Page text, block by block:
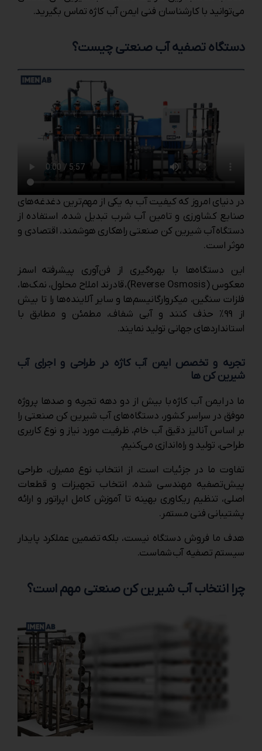
می‌توانید با کارشناسان فنی ایمن آب کاژه تماس بگیرید.
دستگاه تصفیه آب صنعتی چیست؟
در دنیای امروز که کیفیت آب به یکی از مهم‌ترین دغدغه‌های
صنایع کشاورزی و تامین آب شرب تبدیل شده، استفاده از
دستگاه آب شیرین کن صنعتی راهکاری هوشمند، اقتصادی و
موثر است.
این دستگاه‌ها با بهره‌گیری از فن‌آوری پیشرفته اسمز
معکوس (Reverse Osmosis)، قادرند املاح محلول، نمک‌ها،
فلزات سنگین، میکروارگانیسم‌ها و سایر آلاینده‌ها را تا بیش
از 99% حذف کنند و آبی شفاف، مطمئن و مطابق با
استانداردهای جهانی تولید نمایند.
تجربه و تخصص ایمن آب کاژه در طراحی و اجرای آب
شیرین کن ها
ما در ایمن آب کاژهبا بیش از دو دهه تجربه و صدها پروژه
موفق در سراسر کشور، دستگاه‌های آب شیرین کن صنعتی را
بر اساس آنالیز دقیق آب خام، ظرفیت مورد نیاز و نوع کاربری
طراحی، تولید و راه‌اندازی می‌کنیم.
تفاوت ما در جزئیات است، از انتخاب نوع ممبران، طراحی
پیش‌تصفیه مهندسی شده، انتخاب تجهیزات و قطعات
اصلی، تنظیم ریکاوری بهینه تا آموزش کامل اپراتور و ارائه
پشتیبانی فنی مستمر.
هدف ما فروش دستگاه نیست، بلکه تضمین عملکرد پایدار
سیستم تصفیه آبشماست.
چرا انتخاب آب شیرین کن صنعتی مهم است؟